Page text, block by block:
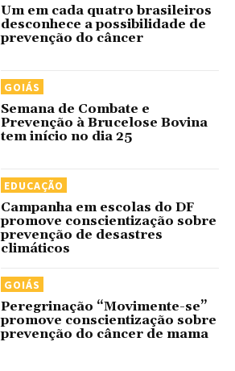
Um em cada quatro brasileiros
desconhece a possibilidade de
prevenção do câncer
GOIÁS
Semana de Combate e
Prevenção à Brucelose Bovina
tem início no dia 25
EDUCAÇÃO
Campanha em escolas do DF
promove conscientização sobre
prevenção de desastres
climáticos
GOIÁS
Peregrinação “Movimente-se”
promove conscientização sobre
prevenção do câncer de mama